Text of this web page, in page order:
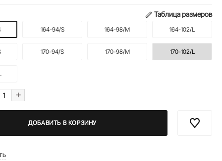
Таблица размеров
164-94/S 164-98/M 164-102/L
170-94/S 170-98/M 170-102/L
+
ДОБАВИТЬ В КОРЗИНУ